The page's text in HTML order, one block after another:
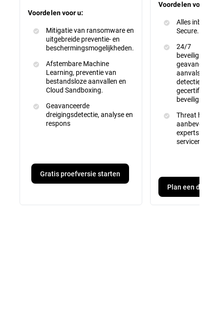
Voordelen voor u:
Mitigatie van ransomware en
uitgebreide preventie- en
beschermingsmogelijkheden.
Afstembare Machine
Learning, preventie van
bestandsloze aanvallen en
Cloud Sandboxing.
Geavanceerde
dreigingsdetectie, analyse en
respons
Gratis proefversie starten
Voordelen voor u:
Alles
Secure.
24/7
geavanceerde
detectie en
Threat
experts en
Plan een demo